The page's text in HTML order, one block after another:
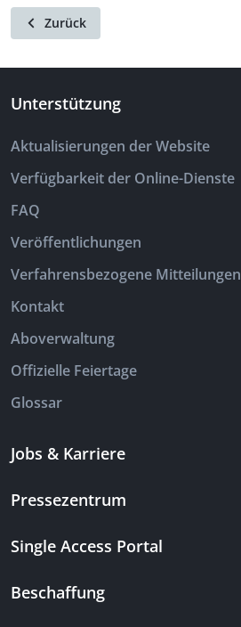
Zurück
Unterstützung
Aktualisierungen der Website
Verfügbarkeit der Online-Dienste
FAQ
Veröffentlichungen
Verfahrensbezogene Mitteilungen
Kontakt
Aboverwaltung
Offizielle Feiertage
Glossar
Jobs & Karriere
Pressezentrum
Single Access Portal
Beschaffung